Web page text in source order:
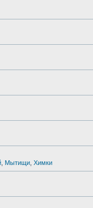
Мытищи Химки